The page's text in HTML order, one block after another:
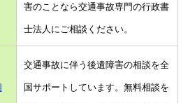
害のことなら交通事故専門の行政書
士法人にご相談ください。
交通事故に伴う後遺障害の相談を全
国サポートしています。無料相談を